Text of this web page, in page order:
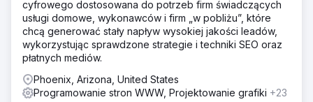
Rozwiązanie
Wdrożyliśmy wieloaspektową strategię SEO, koncentrując
się na badaniu słów kluczowych, optymalizacji treści i
struktury witryny. Stworzyliśmy nowe strony docelowe,
wysokiej jakości wpisy na blogu i przewodniki oraz
przeprowadziliśmy ukierunkowaną kampanię
linkbuildingową.
cyfrowego dostosowana do potrzeb firm świadczących
usługi domowe, wykonawców i firm „w pobliżu”, które
chcą generować stały napływ wysokiej jakości leadów,
wykorzystując sprawdzone strategie i techniki SEO oraz
płatnych mediów.
Phoenix, Arizona, United States
Programowanie stron WWW, Projektowanie grafiki +23